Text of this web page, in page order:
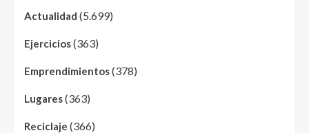
Actualidad (5.699)
Ejercicios(363)
Emprendimientos(378)
Lugares(363)
Reciclaje (366)